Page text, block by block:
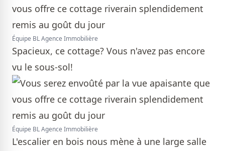
Équipe BL Agence Immobilière
Spacieux, ce cottage? Vous n'avez pas encore
vu le sous-sol!
Équipe BL Agence Immobilière
L'escalier en bois nous mène à une large salle